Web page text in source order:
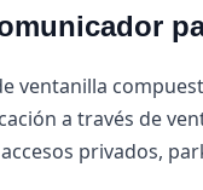
ventanilla
a través de
privados,